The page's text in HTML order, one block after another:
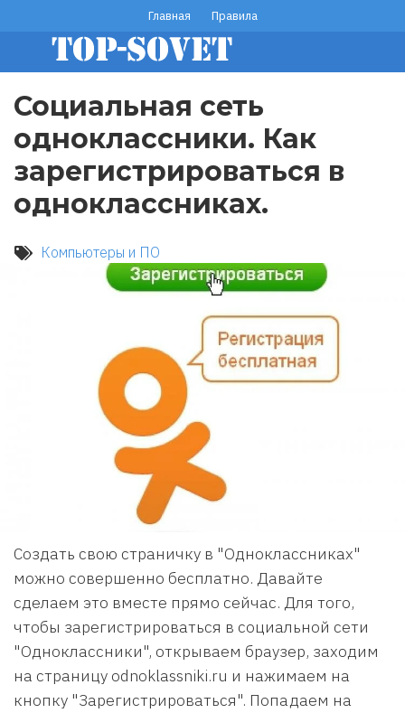
основному
содержанию
footer
menu
Главная Правила
Социальная сеть
одноклассники. Как
зарегистрироваться в
одноклассниках.
Компьютеры и ПО
Создать свою страничку в "Одноклассниках"
можно совершенно бесплатно. Давайте
сделаем это вместе прямо сейчас. Для того,
чтобы зарегистрироваться в социальной сети
"Одноклассники", открываем браузер, заходим
на страницу odnoklassniki.ru и нажимаем на
кнопку "Зарегистрироваться". Попадаем на